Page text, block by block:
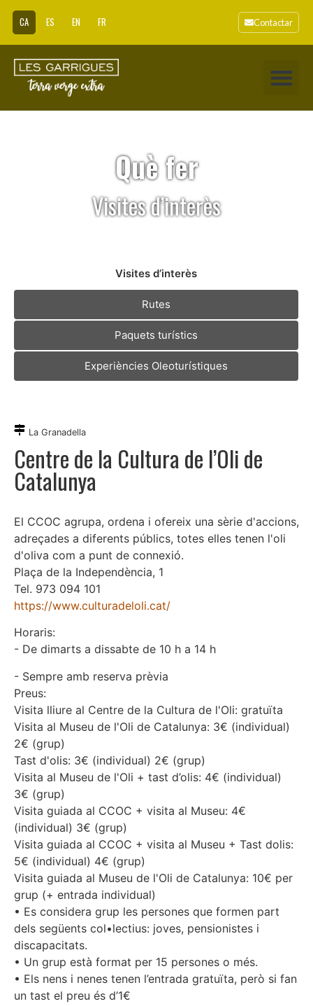
CA ES EN FR Contactar
Què fer
Visites d’interès
Visites d’interès
Rutes
Paquets turístics
Experiències Oleoturístiques
La Granadella
Centre de la Cultura de l’Oli de
Catalunya
El CCOC agrupa, ordena i ofereix una sèrie d'accions,
adreçades a diferents públics, totes elles tenen l'oli
d'oliva com a punt de connexió.
Plaça de la Independència, 1
Tel. 973 094 101
https://www.culturadeloli.cat/
Horaris:
- De dimarts a dissabte de 10 h a 14 h
- Sempre amb reserva prèvia
Preus:
Visita lliure al Centre de la Cultura de l'Oli: gratuïta
Visita al Museu de l'Oli de Catalunya: 3€ (individual)
2€ (grup)
Tast d'olis: 3€ (individual) 2€ (grup)
Visita al Museu de l'Oli + tast d’olis: 4€ (individual)
3€ (grup)
Visita guiada al CCOC + visita al Museu: 4€
(individual) 3€ (grup)
Visita guiada al CCOC + visita al Museu + Tast dolis:
5€ (individual) 4€ (grup)
Visita guiada al Museu de l'Oli de Catalunya: 10€ per
grup (+ entrada individual)
• Es considera grup les persones que formen part
dels següents col•lectius: joves, pensionistes i
discapacitats.
• Un grup està format per 15 persones o més.
• Els nens i nenes tenen l’entrada gratuïta, però si fan
un tast el preu és d’1€